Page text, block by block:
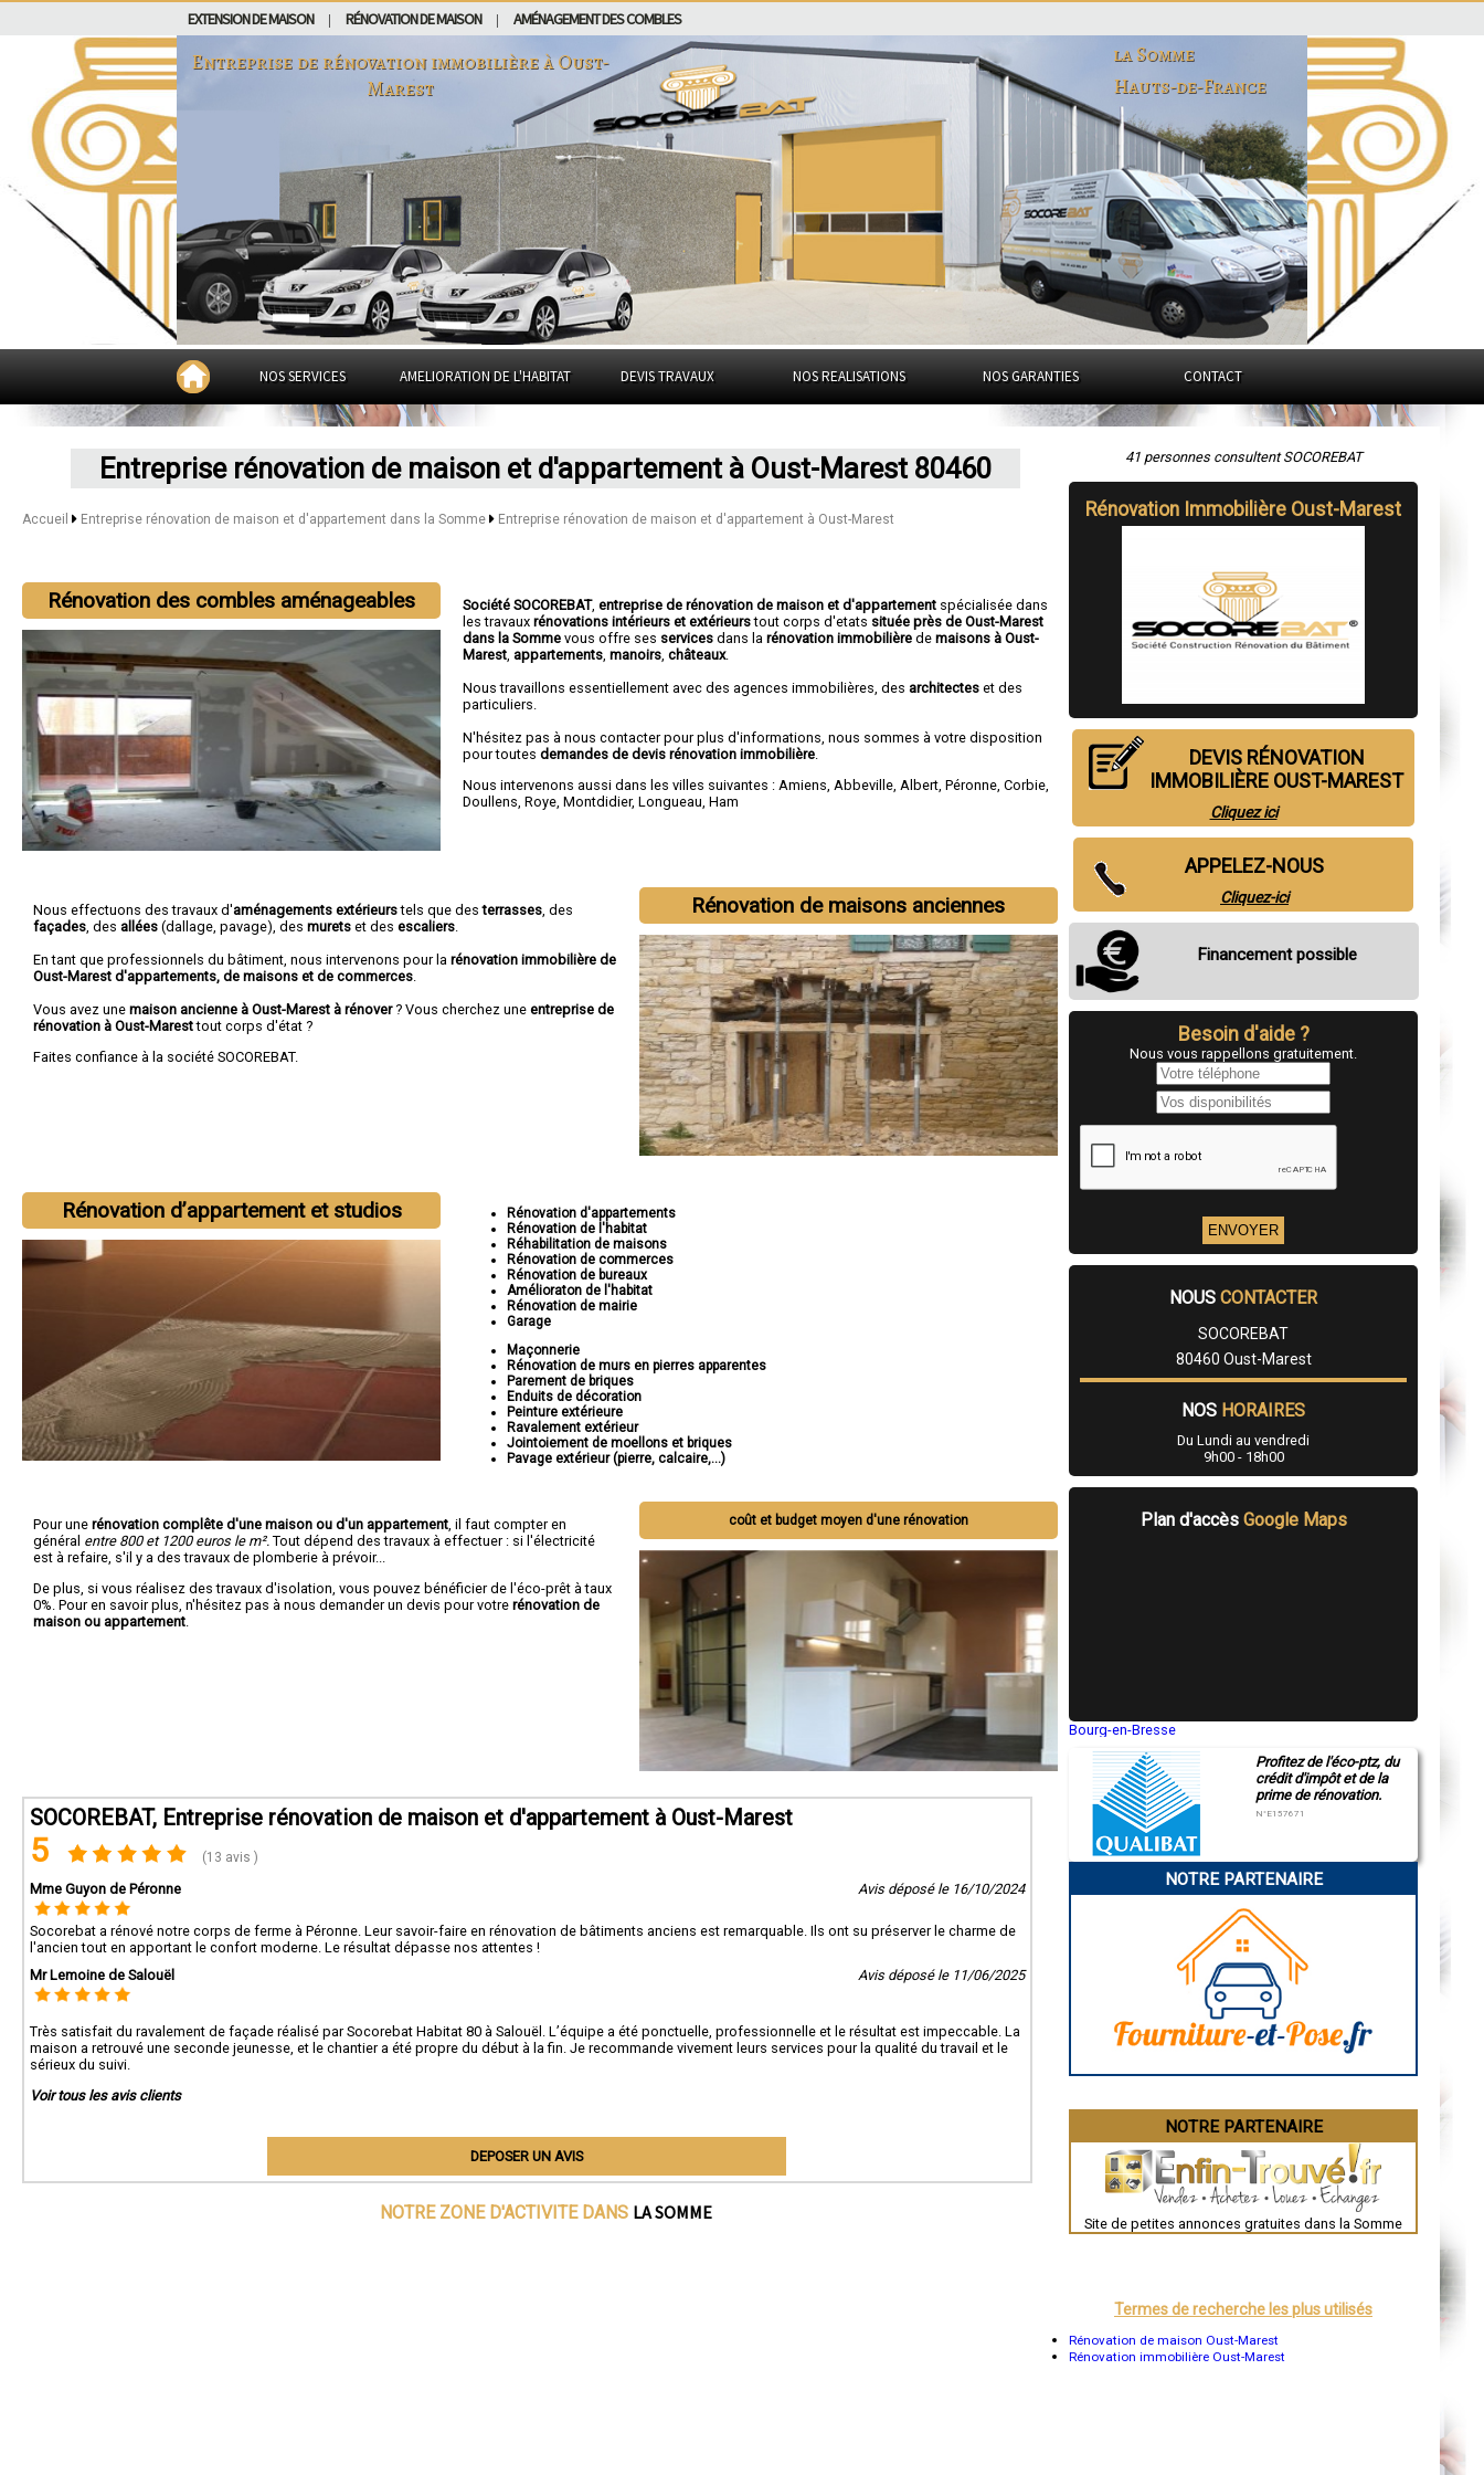
EXTENSION DE MAISON RÉNOVATION DE MAISON AMÉNAGEMENT DES COMBLES
Entreprise de rénovation immobilière àOust-
Marest
la Somme
Hauts-de-France
NOS SERVICES AMELIORATION DE L'HABITAT DEVIS TRAVAUX NOS REALISATIONS NOS GARANTIES CONTACT
Entreprise rénovation de maison et d'appartement à Oust-Marest 80460
Accueil Entreprise rénovation de maison et d'appartement dans la Somme Entreprise rénovation de maison et d'appartement à Oust-Marest
Rénovation des combles aménageables Société SOCOREBAT,entreprise de rénovation de maison et d'appartement spécialisée dans
les travauxrénovations intérieurs et extérieurstout corps d'etats située près de Oust-Marest
dans la Sommevous offre ses services dans larénovation immobilière demaisons à Oust-
Marest appartements ,manoirs ,châteaux.
Nous travaillons essentiellement avec des agences immobilières, des architectes et des
particuliers.
N'hésitez pas à nous contacter pour plus d'informations, nous sommes à votre disposition
pour toutesdemandes de devis rénovation immobilière
Nous intervenons aussi dans les villes suivantes : Amiens Abbeville Albert ,Péronne ,Corbie
Doullens ,Roye ,Montdidier,Longueau ,Ham
Rénovation de maisons anciennes
Nous effectuons des travaux d'aménagements extérieurstels que desterrasses , des
façades , des allées (dallage, pavage), des murets et des escaliers
En tant que professionnels du bâtiment, nous intervenons pour la rénovation immobilière de
Oust-Marest d'appartements, de maisons et de commerces
Vous avez une maison ancienne à Oust-Marest à rénover? Vous cherchez une entreprise de
rénovation à Oust-Maresttout corps d'état ?
Faites confiance à la société SOCOREBAT.
Rénovation d’appartement et studios
Rénovation d'appartements
Rénovation de l'habitat
Réhabilitation de maisons
Rénovation de commerces
Rénovation de bureaux
Amélioraton de l'habitat
Rénovation de mairie
Garage
Maçonnerie
Rénovation de murs en pierres apparentes
Parement de briques
Enduits de décoration
Peinture extérieure
Ravalement extérieur
Jointoiement de moellons et briques
Pavage extérieur (pierre, calcaire,...)
coût et budget moyen d'une rénovation
Pour une rénovation complête d'une maison ou d'un appartement , il faut compter en
général entre 800 et 1200 euros le m². Tout dépend des travaux à effectuer : si l'électricité
est à refaire, s'il y a des travaux de plomberie à prévoir...
De plus, si vous réalisez des travaux d'isolation, vous pouvez bénéficier de l'éco-prêt à taux
0%. Pour en savoir plus, n'hésitez pas à nous demander un devis pour votre rénovation de
maison ou appartement
SOCOREBAT, Entreprise rénovation de maison et d'appartement à Oust-Marest
5 (13 avis )
Mme Guyon de Péronne Avis déposé le 16/10/2024
Socorebat a rénové notre corps de ferme à Péronne. Leur savoir-faire en rénovation de bâtiments anciens est remarquable. Ils ont su préserver le charme de
l'ancien tout en apportant le confort moderne. Le résultat dépasse nos attentes !
Mr Lemoine de Salouël
Avis déposé le 11/06/2025
Très satisfait du ravalement de façade réalisé par Socorebat Habitat 80 à Salouël. L’équipe a été ponctuelle, professionnelle et le résultat est impeccable. La
maison a retrouvé une seconde jeunesse, et le chantier a été propre du début à la fin. Je recommande vivement leurs services pour la qualité du travail et le
sérieux du suivi.
Voir tous les avis clients
DEPOSER UN AVIS
NOTRE ZONE D'ACTIVITE DANS LA SOMME
41 personnes consultent SOCOREBAT
Rénovation Immobilière Oust-Marest
DEVIS RÉNOVATION
IMMOBILIÈRE OUST-MAREST
Cliquez ici
APPELEZ-NOUS
Cliquez-ici
Financement possible
Besoin d'aide ?
Nous vous rappellons gratuitement.
NOUS CONTACTER
SOCOREBAT
80460 Oust-Marest
NOS HORAIRES
Du Lundi au vendredi
9h00 - 18h00
Plan d'accès Google Maps
Bourg-en-Bresse
Montluçon
Manosque
Gap
Charleville-Mézières
Pamiers
Narbonne
Brive-la-Gaillarde
Guéret
Besançon
Évreux
Chartres
Nîmes
Auch
Dole
Mont-de-Marsan
Profitez de l'éco-ptz, du
crédit d'impôt et de la
prime de rénovation.
N°E157671
NOTRE PARTENAIRE
NOTRE PARTENAIRE
Site de petites annonces gratuites dans la Somme
Termes de recherche les plus utilisés
Rénovation de maison Oust-Marest
Rénovation immobilière Oust-Marest